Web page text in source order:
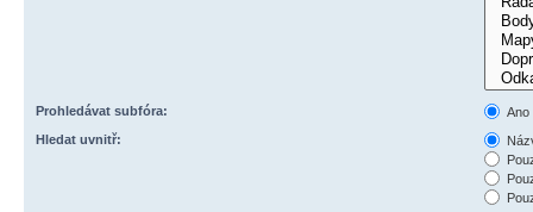
Prohledávat subfóra:
Ano
Hledat uvnitř: